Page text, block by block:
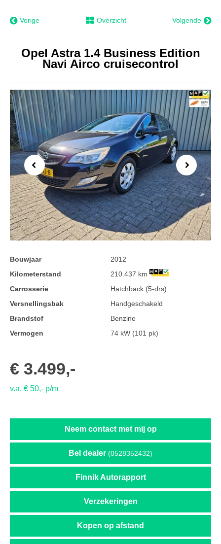
Vorige Overzicht Volgende
Opel Astra 1.4 Business Edition
Navi Airco cruisecontrol
Previous Next
Bouwjaar
2012
Kilometerstand
210.437 km
Carrosserie
Hatchback (5-drs)
Versnellingsbak
Handgeschakeld
Brandstof
Benzine
Vermogen
74 kW (101 pk)
€ 3.499,-
v.a. € 50,- p/m
Neem contact met mij op
Bel dealer (0528352432)
Finnik Autorapport
Verzekeringen
Kopen op afstand